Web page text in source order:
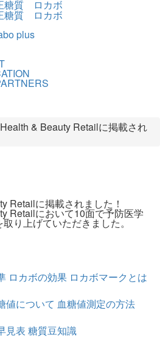
plus
& Beauty Retailに掲載され
Retailに掲載されました！
Retailにおいて10面で予防医学
り上げていただきました。
ロカボの効果 ロカボマークとは
値について 血糖値測定の方法
見表 糖質豆知識